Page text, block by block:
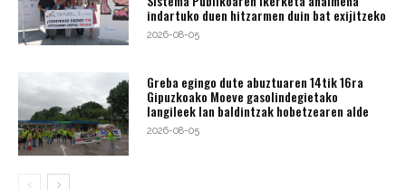
indartuko duen hitzarmen duin bat exijitzeko
2026-08-05
Greba egingo dute abuztuaren 14tik 16ra
Gipuzkoako Moeve gasolindegietako
langileek lan baldintzak hobetzearen alde
2026-08-05